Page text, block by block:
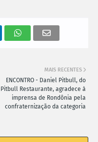
MAIS RECENTES
ENCONTRO - Daniel Pitbull, do
Pitbull Restaurante, agradece à
imprensa de Rondônia pela
confraternização da categoria